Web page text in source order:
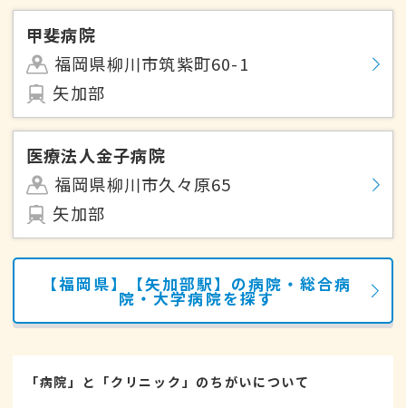
甲斐病院
福岡県柳川市筑紫町60-1
矢加部
医療法人金子病院
福岡県柳川市久々原65
矢加部
【福岡県】【矢加部駅】の病院・総合病
院・大学病院を探す
「病院」と「クリニック」のちがいについて